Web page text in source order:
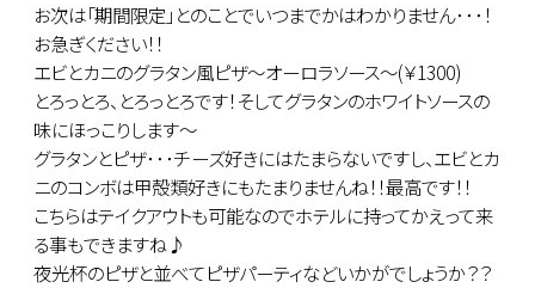
お次は「期間限定」とのことでいつまでかはわかりません･･･！
お急ぎください！！
エビとカニのグラタン風ピザ～オーロラソース～(￥1300)
とろっとろ、とろっとろです！そしてグラタンのホワイトソースの
味にほっこりします～
グラタンとピザ･･･チーズ好きにはたまらないですし、エビとカ
ニのコンボは甲殻類好きにもたまりませんね！！最高です！！
こちらはテイクアウトも可能なのでホテルに持ってかえって来
る事もできますね♪
夜光杯のピザと並べてピザパーティなどいかがでしょうか？？